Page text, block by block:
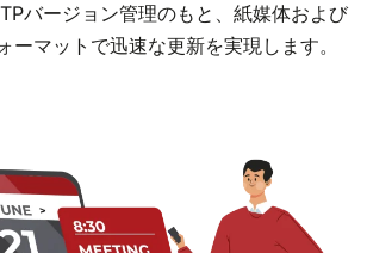
バージョン管理のもと、紙媒体および
ーマットで迅速な更新を実現します。